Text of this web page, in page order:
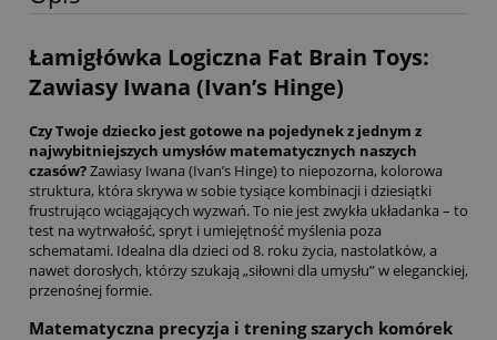
Łamigłówka Logiczna Fat Brain Toys:
Zawiasy Iwana (Ivan’s Hinge)
Czy Twoje dziecko jest gotowe na pojedynek z jednym z
najwybitniejszych umysłów matematycznych naszych
czasów?Zawiasy Iwana (Ivan’s Hinge) to niepozorna, kolorowa
struktura, która skrywa w sobie tysiące kombinacji i dziesiątki
frustrująco wciągających wyzwań. To nie jest zwykła układanka – to
test na wytrwałość, spryt i umiejętność myślenia poza
schematami. Idealna dla dzieci od 8. roku życia, nastolatków, a
nawet dorosłych, którzy szukają „siłowni dla umysłu” w eleganckiej,
przenośnej formie.
Matematyczna precyzja i trening szarych komórek